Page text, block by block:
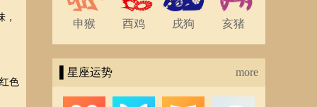
色
申猴 酉鸡 戌狗 亥猪
▌星座运势 more